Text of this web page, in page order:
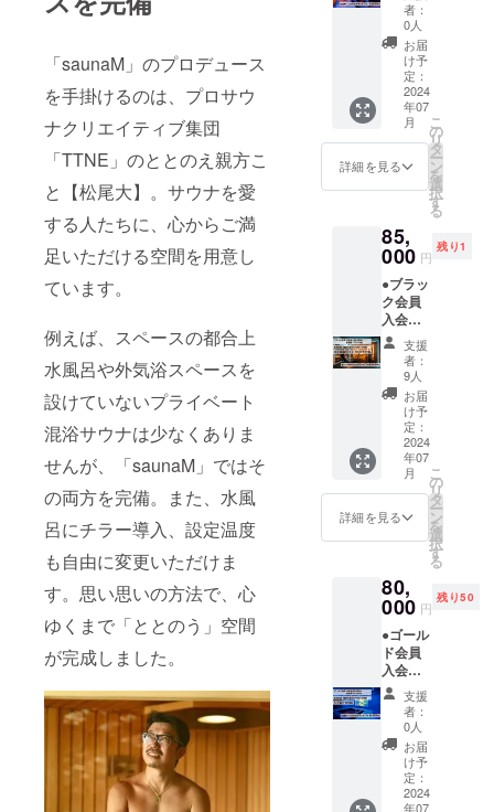
「saunaM」のプロデュース
を手掛けるのは、プロサウ
ナクリエイティブ集団
「TTNE」のととのえ親方こ
と【松尾大】。サウナを愛
する人たちに、心からご満
足いただける空間を用意し
ています。
例えば、スペースの都合上
水風呂や外気浴スペースを
設けていないプライベート
混浴サウナは少なくありま
せんが、「saunaM」ではそ
の両方を完備。また、水風
呂にチラー導入、設定温度
も自由に変更いただけま
す。思い思いの方法で、心
ゆくまで「ととのう」空間
が完成しました。
ペースを完
備していま
2種類のサウ
ナルームは1
屋のみ。
入室するだ
けで高揚す
る、ラグ
ジュアリー
感あふれる
空間デザイ
ンも
「saunaM」
す。サウナ
ルームは全
部で2種類。
完全プライ
ベート空間
ウナ室は壁
に映し出さ
れるプロ
ジェクター
を設置して
自分好みの
映像や音楽
や照明がで
き、女子会
費5万円
＋1回分
利用2万
円 合計
170,000
円を
40％オ
フの
102,000
円 ブ
ラック
メリッ
トは毎
回のご
利用
が、30
分無料
延長付
き 2ヶ
月先ま
で予約
可能
オール
インク
ルーシ
ブ（ア
ルコー
ル、ソ
蔵庫内
飲み放
題 利用
料金が
会員価
格にな
る
20,000
円（2時
間） 有
効期
限：
2025年
者：
0人
お届
け予
定：
2024
年07
月
詳細を見る
こ
の
リ
タ
ー
ン
を
選
択
す
る
85,
000 円
残り1
●ブラッ
ク会員
入会金
10万円
＋年会
費5万円
＋1回分
利用2万
円 合計
170,000
円を
50％オ
フの
85,000
円 ブ
ラック
メリッ
トは毎
回のご
利用
が、30
分無料
延長付
き 2ヶ
月先ま
で予約
可能
オール
インク
支援
者：
9人
お届
け予
定：
2024
年07
月
詳細を見る
こ
の
リ
タ
ー
ン
を
選
択
す
る
80,
000 円
残り50
●ゴール
ド会員
入会金5
万円 ＋
年会費3
万円 ＋
1回分利
用2万円
合計
100,000
支援
者：
0人
お届
け予
定：
2024
年07